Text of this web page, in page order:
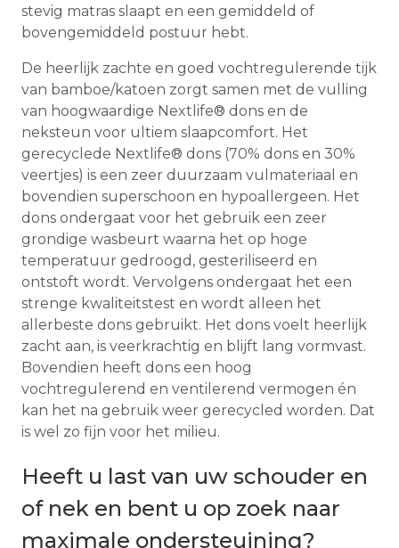
stevig matras slaapt en een gemiddeld of
bovengemiddeld postuur hebt.
De heerlijk zachte en goed vochtregulerende tijk
van bamboe/katoen zorgt samen met de vulling
van hoogwaardige Nextlife® dons en de
neksteun voor ultiem slaapcomfort. Het
gerecyclede Nextlife® dons (70% dons en 30%
veertjes) is een zeer duurzaam vulmateriaal en
bovendien superschoon en hypoallergeen. Het
dons ondergaat voor het gebruik een zeer
grondige wasbeurt waarna het op hoge
temperatuur gedroogd, gesteriliseerd en
ontstoft wordt. Vervolgens ondergaat het een
strenge kwaliteitstest en wordt alleen het
allerbeste dons gebruikt. Het dons voelt heerlijk
zacht aan, is veerkrachtig en blijft lang vormvast.
Bovendien heeft dons een hoog
vochtregulerend en ventilerend vermogen én
kan het na gebruik weer gerecycled worden. Dat
is wel zo fijn voor het milieu.
Heeft u last van uw schouder en
of nek en bent u op zoek naar
maximale ondersteuining?